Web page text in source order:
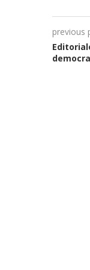
previous